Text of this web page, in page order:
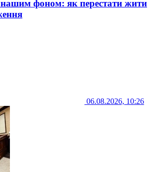
нашим фоном: як перестати жити
06.08.2026, 10:26